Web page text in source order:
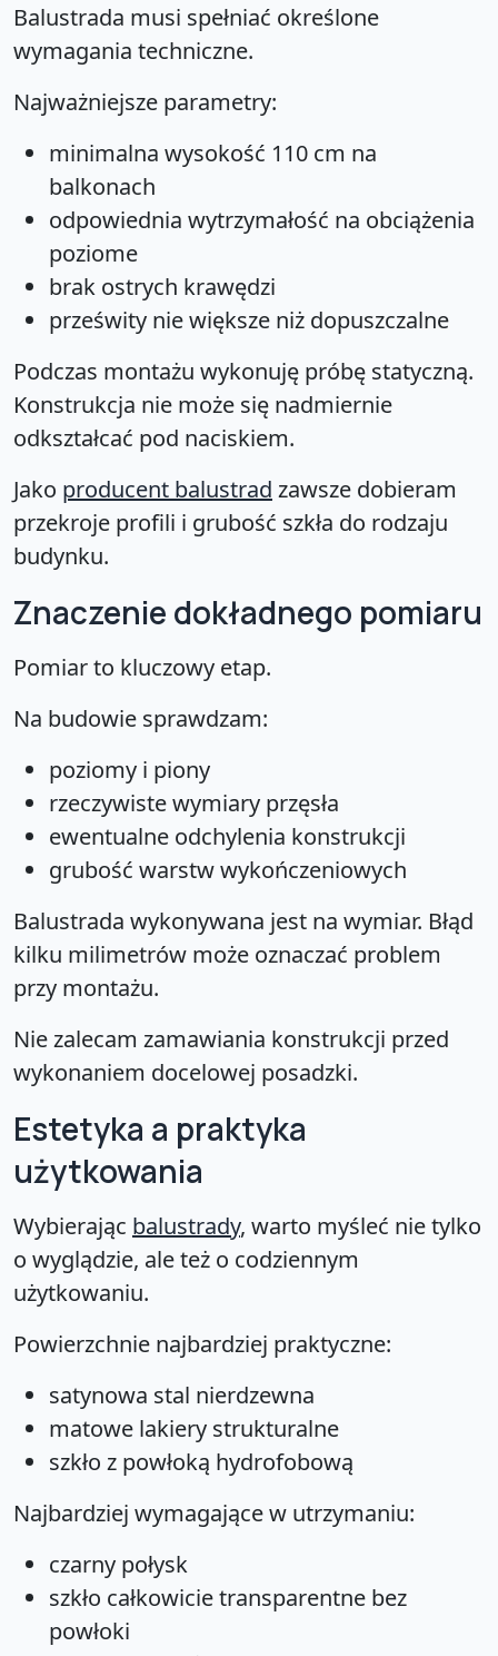
Balustrada musi spełniać określone
wymagania techniczne.
Najważniejsze parametry:
minimalna wysokość 110 cm na
balkonach
odpowiednia wytrzymałość na obciążenia
poziome
brak ostrych krawędzi
prześwity nie większe niż dopuszczalne
Podczas montażu wykonuję próbę statyczną.
Konstrukcja nie może się nadmiernie
odkształcać pod naciskiem.
Jako producent balustrad zawsze dobieram
przekroje profili i grubość szkła do rodzaju
budynku.
Znaczenie dokładnego pomiaru
Pomiar to kluczowy etap.
Na budowie sprawdzam:
poziomy i piony
rzeczywiste wymiary przęsła
ewentualne odchylenia konstrukcji
grubość warstw wykończeniowych
Balustrada wykonywana jest na wymiar. Błąd
kilku milimetrów może oznaczać problem
przy montażu.
Nie zalecam zamawiania konstrukcji przed
wykonaniem docelowej posadzki.
Estetyka a praktyka
użytkowania
Wybierając balustrady, warto myśleć nie tylko
o wyglądzie, ale też o codziennym
użytkowaniu.
Powierzchnie najbardziej praktyczne:
satynowa stal nierdzewna
matowe lakiery strukturalne
szkło z powłoką hydrofobową
Najbardziej wymagające w utrzymaniu:
czarny połysk
szkło całkowicie transparentne bez
powłoki